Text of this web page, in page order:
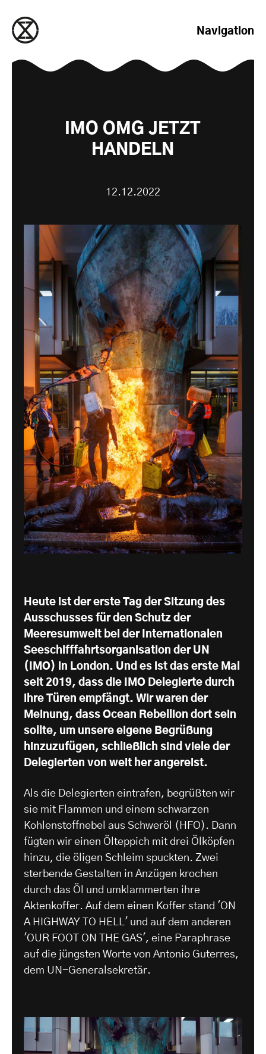
Navigation
IMO OMG JETZT
HANDELN
12.12.2022
Heute ist der erste Tag der Sitzung des
Ausschusses für den Schutz der
Meeresumwelt bei der Internationalen
Seeschifffahrtsorganisation der UN
(IMO) in London. Und es ist das erste Mal
seit 2019, dass die IMO Delegierte durch
ihre Türen empfängt. Wir waren der
Meinung, dass Ocean Rebellion dort sein
sollte, um unsere eigene Begrüßung
hinzuzufügen, schließlich sind viele der
Delegierten von weit her angereist.
Als die Delegierten eintrafen, begrüßten wir
sie mit Flammen und einem schwarzen
Kohlenstoffnebel aus Schweröl (HFO). Dann
fügten wir einen Ölteppich mit drei Ölköpfen
hinzu, die öligen Schleim spuckten. Zwei
sterbende Gestalten in Anzügen krochen
durch das Öl und umklammerten ihre
Aktenkoffer. Auf dem einen Koffer stand 'ON
A HIGHWAY TO HELL' und auf dem anderen
'OUR FOOT ON THE GAS', eine Paraphrase
auf die jüngsten Worte von Antonio Guterres,
dem UN-Generalsekretär.